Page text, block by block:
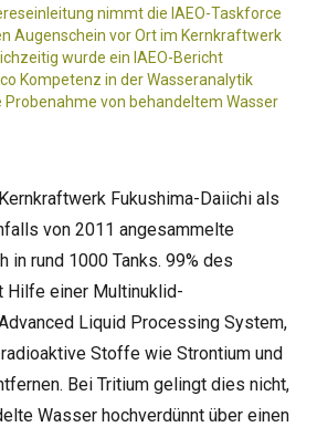
nimmt die IAEO-Taskforce
Augenschein vor Ort im Kernkraftwerk
wurde ein IAEO-Bericht
Kompetenz in der Wasseranalytik
Probenahme von behandeltem Wasser
Fukushima-Daiichi als
von 2011 angesammelte
in rund 1000 Tanks. 99% des
Hilfe einer Multinuklid-
Liquid Processing System,
Stoffe wie Strontium und
Bei Tritium gelingt dies nicht,
Wasser hochverdünnt über einen